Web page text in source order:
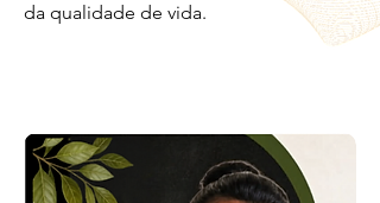
da qualidade de vida.